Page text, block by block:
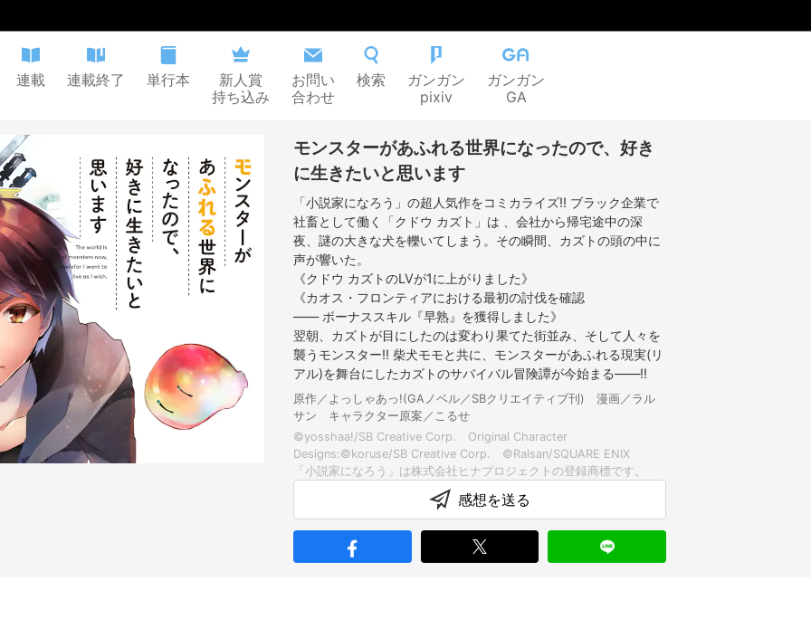
連載 連載終了 単行本
新人賞
持ち込み
お問い
合わせ
検索
ガンガン
pixiv
ガンガン
GA
モンスターがあふれる世界になったので、好き
に生きたいと思います
「小説家になろう」の超人気作をコミカライズ!! ブラック企業で
社畜として働く「クドウ カズト」は 、会社から帰宅途中の深
夜、謎の大きな犬を轢いてしまう。その瞬間、カズトの頭の中に
声が響いた。
《クドウ カズトのLVが1に上がりました》
《カオス・フロンティアにおける最初の討伐を確認
―― ボーナススキル『早熟』を獲得しました》
翌朝、カズトが目にしたのは変わり果てた街並み、そして人々を
襲うモンスター!! 柴犬モモと共に、モンスターがあふれる現実(リ
アル)を舞台にしたカズトのサバイバル冒険譚が今始まる――!!
原作／よっしゃあっ!(GAノベル／SBクリエイティブ刊) 漫画／ラル
サン キャラクター原案／こるせ
©yosshaa!/SB Creative Corp. Original Character
Designs:©koruse/SB Creative Corp. ©Ralsan/SQUARE ENIX
感想を送る